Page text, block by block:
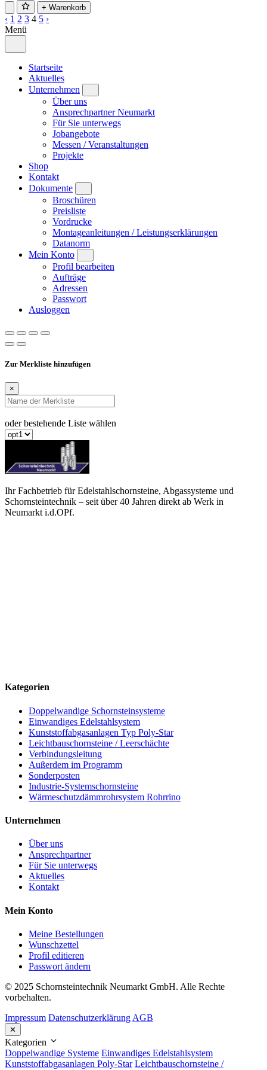
+ Warenkorb
‹ 1 2 3 4 5 ›
Menü
Startseite
Aktuelles
Unternehmen
Über uns
Ansprechpartner Neumarkt
Für Sie unterwegs
Jobangebote
Messen / Veranstaltungen
Projekte
Shop
Kontakt
Dokumente
Broschüren
Preisliste
Vordrucke
Montageanleitungen / Leistungserklärungen
Datanorm
Mein Konto
Profil bearbeiten
Aufträge
Adressen
Passwort
Ausloggen
Zur Merkliste hinzufügen
×
oder bestehende Liste wählen
Ihr Fachbetrieb für Edelstahlschornsteine, Abgassysteme und
Schornsteintechnik – seit über 40 Jahren direkt ab Werk in
Neumarkt i.d.OPf.
Kategorien
Doppelwandige Schornsteinsysteme
Einwandiges Edelstahlsystem
Kunststoffabgasanlagen Typ Poly-Star
Leichtbauschornsteine / Leerschächte
Verbindungsleitung
Außerdem im Programm
Sonderposten
Industrie-Systemschornsteine
Wärmeschutzdämmrohrsystem Rohrrino
Unternehmen
Über uns
Ansprechpartner
Für Sie unterwegs
Aktuelles
Kontakt
Mein Konto
Meine Bestellungen
Wunschzettel
Profil editieren
Passwort ändern
© 2025 Schornsteintechnik Neumarkt GmbH. Alle Rechte
vorbehalten.
Impressum Datenschutzerklärung AGB
✕
Kategorien
Doppelwandige Systeme Einwandiges Edelstahlsystem
Kunststoffabgasanlagen Poly-Star Leichtbauschornsteine /